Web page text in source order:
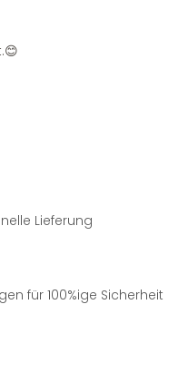
Lieferung
für 100%ige Sicherheit